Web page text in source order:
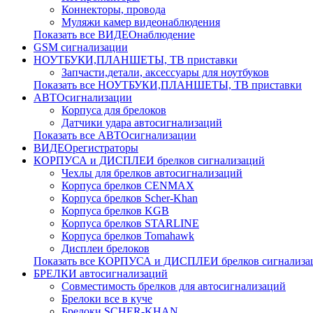
Коннекторы, провода
Муляжи камер видеонаблюдения
Показать все ВИДЕОнаблюдение
GSM сигнализации
НОУТБУКИ,ПЛАНШЕТЫ, ТВ приставки
Запчасти,детали, аксессуары для ноутбуков
Показать все НОУТБУКИ,ПЛАНШЕТЫ, ТВ приставки
АВТОсигнализации
Корпуса для брелоков
Датчики удара автосигнализаций
Показать все АВТОсигнализации
ВИДЕОрегистраторы
КОРПУСА и ДИСПЛЕИ брелков сигнализаций
Чехлы для брелков автосигнализаций
Корпуса брелков CENMAX
Корпуса брелков Scher-Khan
Корпуса брелков KGB
Корпуса брелков STARLINE
Корпуса брелков Tomahawk
Дисплеи брелоков
Показать все КОРПУСА и ДИСПЛЕИ брелков
БРЕЛКИ автосигнализаций
Совместимость брелков для автосигнализаций
Брелоки все в куче